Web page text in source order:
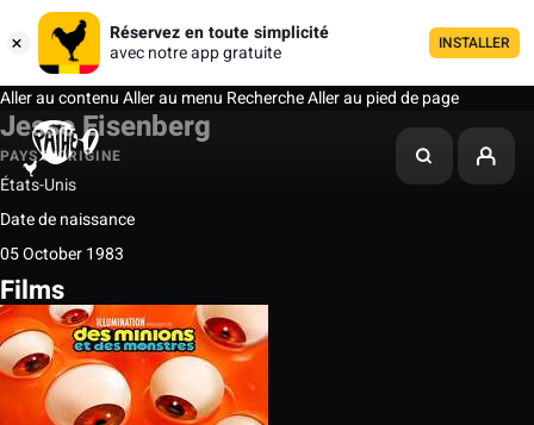
Réservez en toute simplicité
avec notre app gratuite
INSTALLER
Aller au contenuAller au menu RechercheAller au pied de page
Jesse Eisenberg
PAYS D'ORIGINE
États-Unis
Date de naissance
05 October 1983
Films